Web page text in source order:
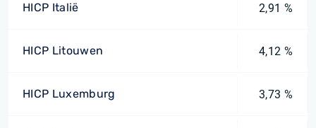
HICP Italië 2,91 %
HICP Litouwen 4,12 %
HICP Luxemburg 3,73 %